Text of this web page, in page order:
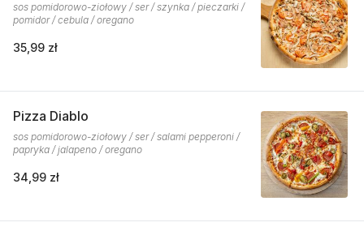
sos pomidorowo-ziołowy / ser / szynka / pieczarki /
pomidor / cebula / oregano
35,99 zł
Pizza Diablo
sos pomidorowo-ziołowy / ser / salami pepperoni /
papryka / jalapeno / oregano
34,99 zł